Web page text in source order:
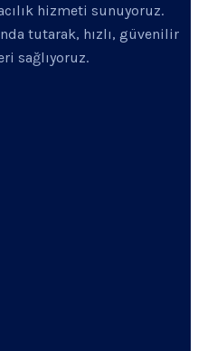
hizmeti sunuyoruz.
tutarak, hızlı, güvenilir
sağlıyoruz.